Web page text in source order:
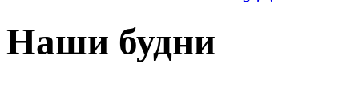
Наши будни